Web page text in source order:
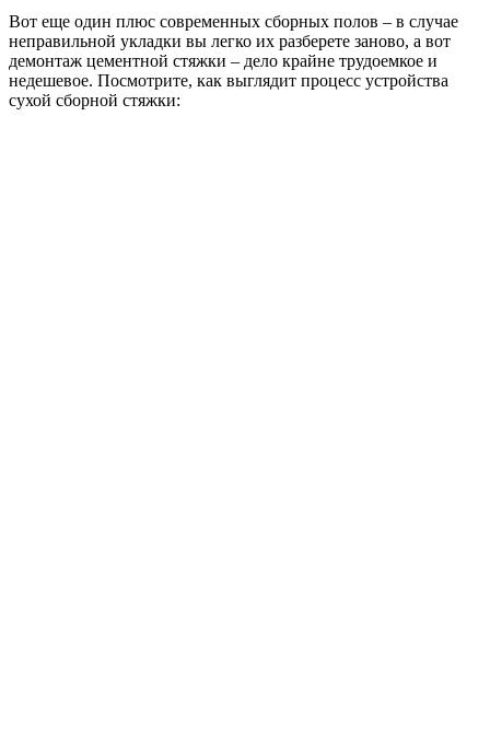
Вот еще один плюс современных сборных полов – в случае
неправильной укладки вы легко их разберете заново, а вот
демонтаж цементной стяжки – дело крайне трудоемкое и
недешевое. Посмотрите, как выглядит процесс устройства
сухой сборной стяжки: